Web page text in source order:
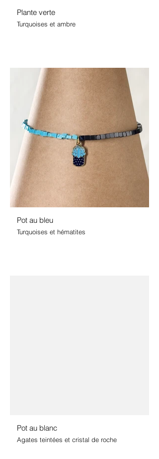
Plante verte
Turquoises et ambre
Pot au bleu
Turquoises et hématites
Pot au blanc
Agates teintées et cristal de roche